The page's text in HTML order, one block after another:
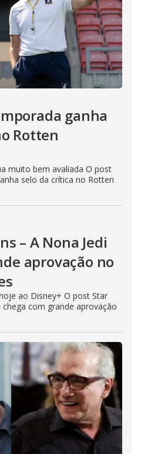
ganha
Rotten
muito bem avaliada O post
selo da crítica no Rotten
– A Nona Jedi
aprovação no
ao Disney+ O post Star
chega com grande aprovação